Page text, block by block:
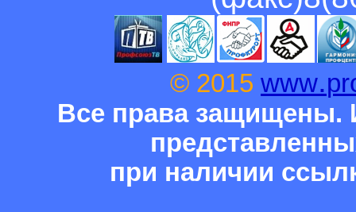
© 2015 www.
Все права защищены.
при наличии